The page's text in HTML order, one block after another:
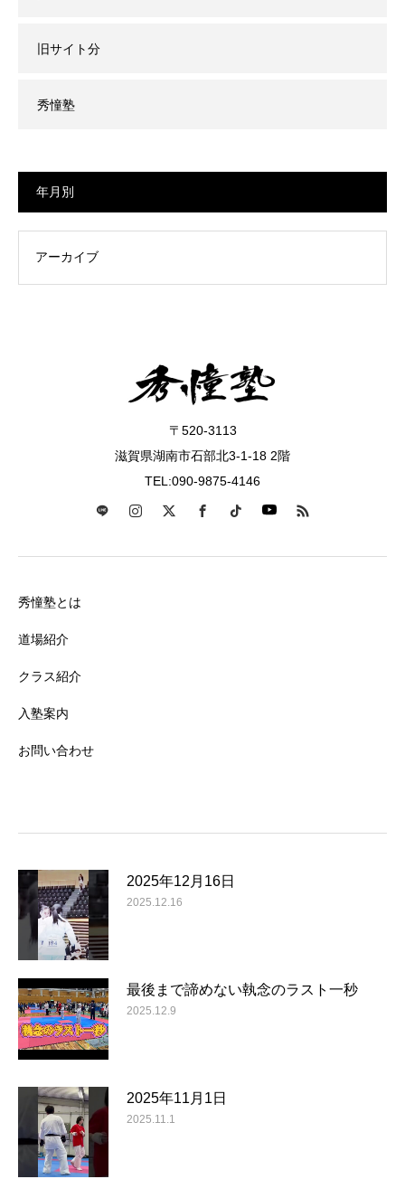
旧サイト分
秀憧塾
年月別
〒520-3113
滋賀県湖南市石部北3-1-18 2階
TEL:090-9875-4146
秀憧塾とは
道場紹介
クラス紹介
入塾案内
お問い合わせ
2025年12月16日
2025.12.16
最後まで諦めない執念のラスト一秒
2025.12.9
2025年11月1日
2025.11.1